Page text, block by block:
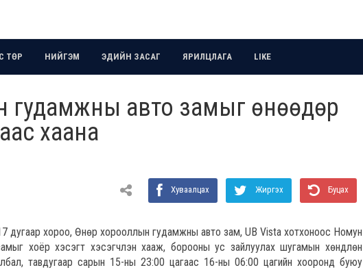
ТӨР НИЙГЭМ ЭДИЙН ЗАСАГ ЯРИЛЦЛАГА LIKE
гудамжны авто замыг өнөөдөр
хаана
Хуваалцах Жиргэх Буцах
17 дугаар хороо, Өнөр хорооллын гудамжны авто зам, UB Vista хотхоноос Номун
хоёр хэсэгт хэсэгчлэн хааж, борооны ус зайлуулах шугамын хөндлөн
тавдугаар сарын 15-ны 23:00 цагаас 16-ны 06:00 цагийн хооронд буюу